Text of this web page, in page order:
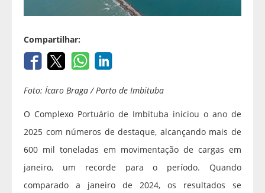
Compartilhar:
Foto: Ícaro Braga / Porto de Imbituba
O Complexo Portuário de Imbituba iniciou o ano de
2025 com números de destaque, alcançando mais de
600 mil toneladas em movimentação de cargas em
janeiro, um recorde para o período. Quando
comparado a janeiro de 2024, os resultados se